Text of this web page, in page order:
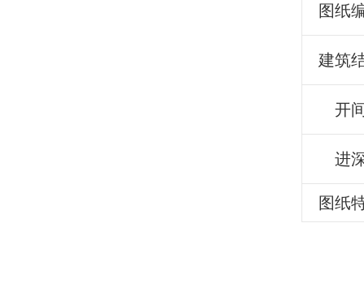
图纸
建筑
开
进
图纸